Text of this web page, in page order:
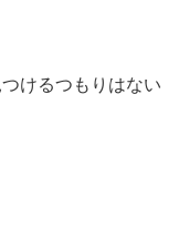
けるつもりはない